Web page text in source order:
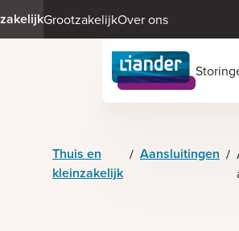
GrootzakelijkOver ons
Thuis en
kleinzakelijk
/ Aansluitingen /